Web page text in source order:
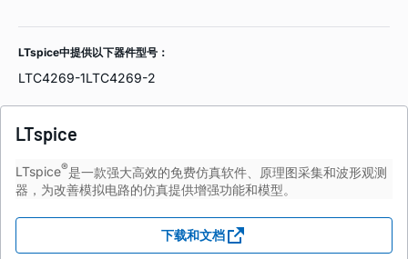
LTspice中提供以下器件型号：
LTC4269-1LTC4269-2
LTspice
LTspice®是一款强大高效的免费仿真软件、原理图采集和波形观测
器，为改善模拟电路的仿真提供增强功能和模型。
下载和文档